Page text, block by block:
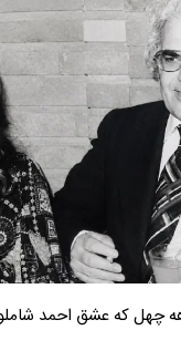
چهل که عشق احمد شاملو